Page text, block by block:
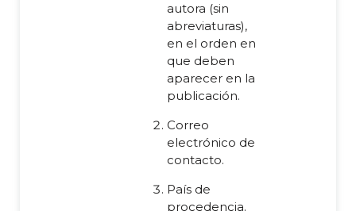
autora (sin
abreviaturas),
en el orden en
que deben
aparecer en la
publicación.
Correo
electrónico de
contacto.
País de
procedencia.